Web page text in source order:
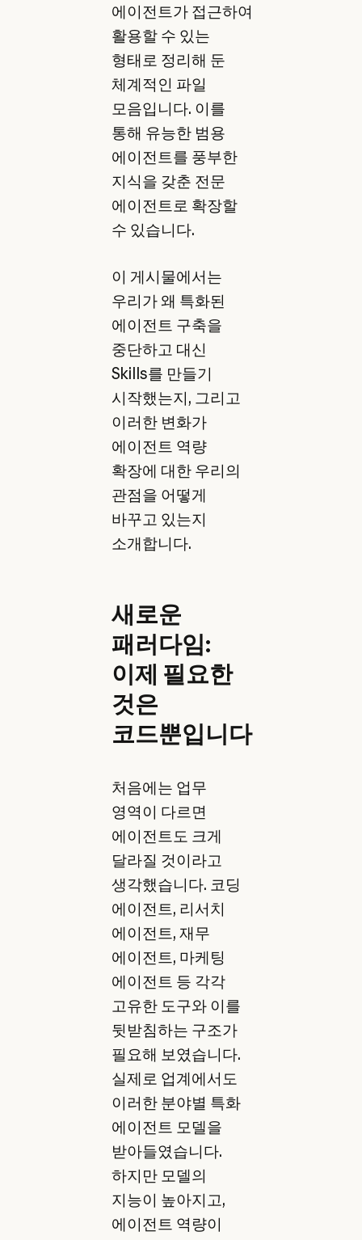
에이전트가 접근하여
활용할 수 있는
형태로 정리해 둔
체계적인 파일
모음입니다. 이를
통해 유능한 범용
에이전트를 풍부한
지식을 갖춘 전문
에이전트로 확장할
수 있습니다.
이 게시물에서는
우리가 왜 특화된
에이전트 구축을
중단하고 대신
Skills를 만들기
시작했는지, 그리고
이러한 변화가
에이전트 역량
확장에 대한 우리의
관점을 어떻게
바꾸고 있는지
소개합니다.
새로운
패러다임:
이제 필요한
것은
코드뿐입니다
처음에는 업무
영역이 다르면
에이전트도 크게
달라질 것이라고
생각했습니다. 코딩
에이전트, 리서치
에이전트, 재무
에이전트, 마케팅
에이전트 등 각각
고유한 도구와 이를
뒷받침하는 구조가
필요해 보였습니다.
실제로 업계에서도
이러한 분야별 특화
에이전트 모델을
받아들였습니다.
하지만 모델의
지능이 높아지고,
에이전트 역량이